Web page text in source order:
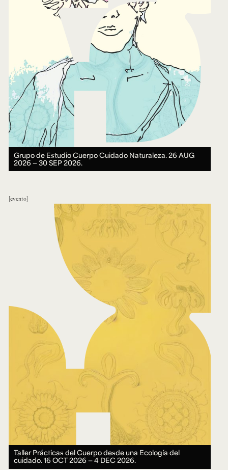
Grupo de Estudio Cuerpo Cuidado Naturaleza.26 AUG
2026 ― 30 SEP 2026.
evento
Taller Prácticas del Cuerpo desde una Ecología del
cuidado.16 OCT 2026 ― 4 DEC 2026.